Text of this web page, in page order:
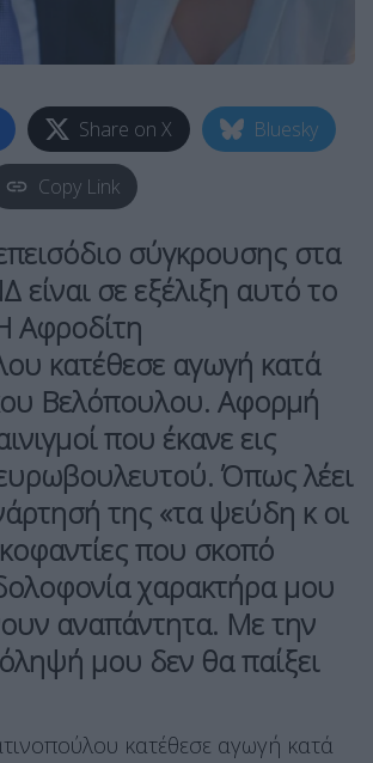
Share on X Bluesky
Copy Link
σύγκρουσης στα
είναι σε εξέλιξη αυτό το
Αφροδίτη
κατέθεσε αγωγή κατά
Βελόπουλου. Αφορμή
που έκανε εις
Όπως λέει
της «τα ψεύδη κ οι
που σκοπό
χαρακτήρα μου
αναπάντητα. Με την
μου δεν θα παίξει
κατέθεσε αγωγή κατά